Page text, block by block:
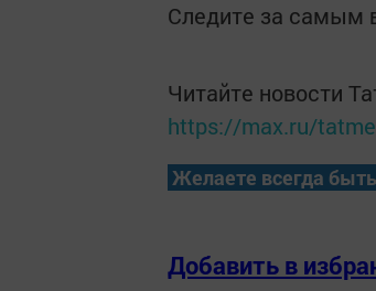
Следите за самым
Читайте новости
https://max.ru/
Желаете всегда
Добавить в